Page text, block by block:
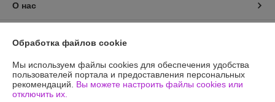
О нас
Доставка и оплата
График работы
Обработка файлов cookie
Мы используем файлы cookies для обеспечения удобства
пользователей портала и предоставления персональных
рекомендаций. Вы можете настроить файлы cookies или
отключить их.